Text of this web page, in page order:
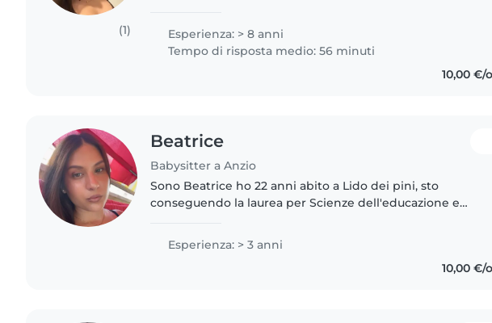
(1)
Esperienza: > 8 anni
Tempo di risposta medio: 56 minuti
10,00 €/
Beatrice
Babysitter a Anzio
Sono Beatrice ho 22 anni abito a Lido dei pini, sto
conseguendo la laurea per Scienze dell'educazione e
stare a contatto con..
Esperienza: > 3 anni
10,00 €/